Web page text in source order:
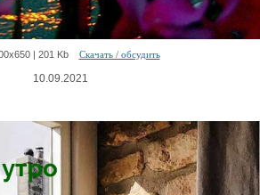
| 201 Kb Скачать / обсудить
10.09.2021